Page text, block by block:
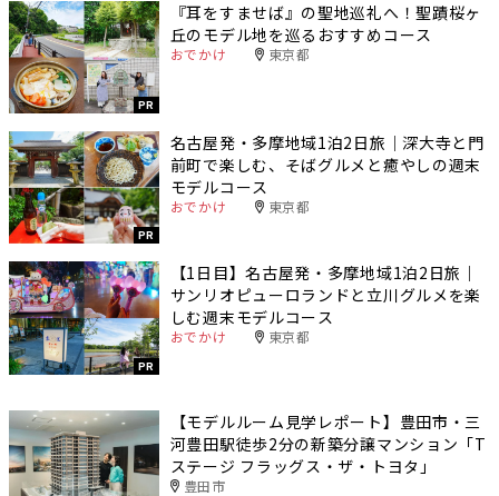
PR
『耳をすませば』の聖地巡礼へ！聖蹟桜ヶ
丘のモデル地を巡るおすすめコース
おでかけ 東京都
PR
名古屋発・多摩地域1泊2日旅｜深大寺と門
前町で楽しむ、そばグルメと癒やしの週末
モデルコース
おでかけ 東京都
PR
【1日目】名古屋発・多摩地域1泊2日旅｜
サンリオピューロランドと立川グルメを楽
しむ週末モデルコース
おでかけ 東京都
【モデルルーム見学レポート】豊田市・三
河豊田駅徒歩2分の新築分譲マンション「T
ステージ フラッグス・ザ・トヨタ」
豊田市